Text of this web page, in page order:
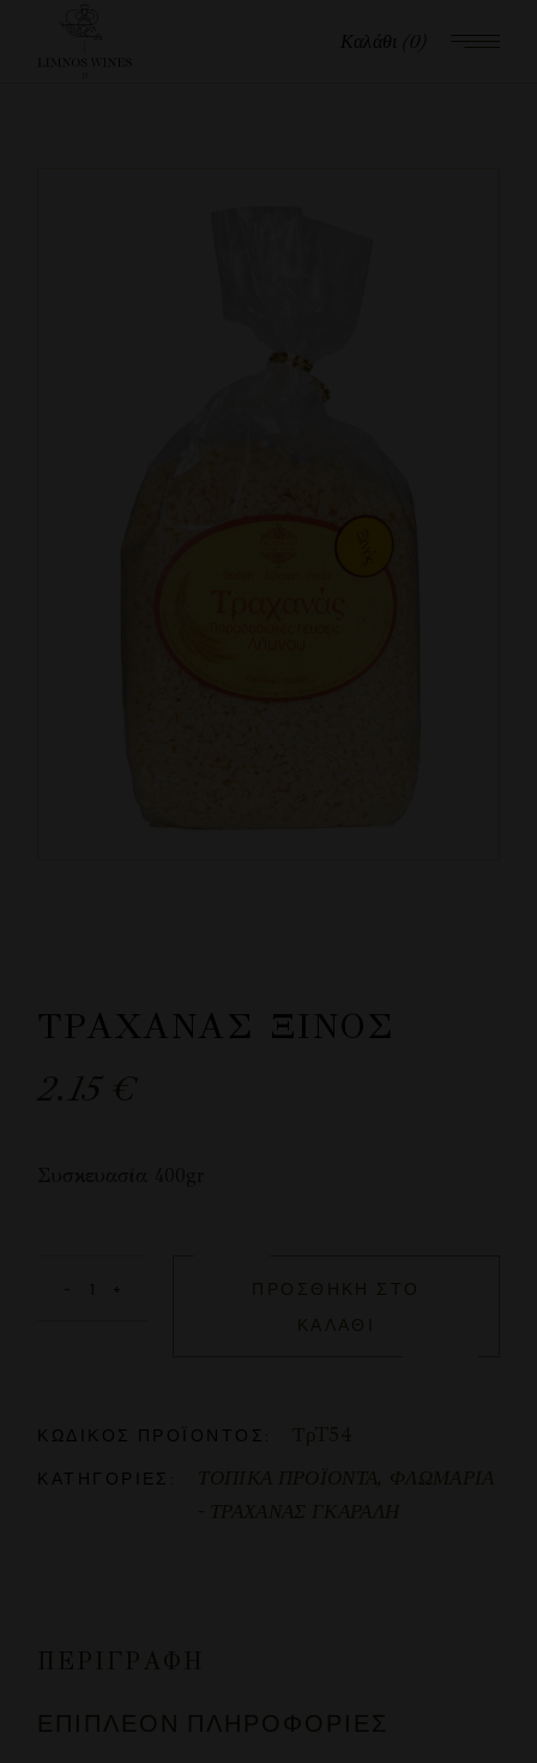
Καλάθι (0)
ΤΡΑΧΑΝΆΣ ΞΙΝΌΣ
2.15 €
ΠΡΟΣΘΉΚΗ ΣΤΟ
ΚΑΛΆΘΙ
ΚΩΔΙΚΌΣ ΠΡΟΪΌΝΤΟΣ: ΤρT54
ΚΑΤΗΓΟΡΊΕΣ: ΤΟΠΙΚΑ ΠΡΟΪΟΝΤΑ, ΦΛΩΜΑΡΙΑ
- ΤΡΑΧΑΝΑΣ ΓΚΑΡΑΛΗ
ΠΕΡΙΓΡΑΦΉ
ΕΠΙΠΛΈΟΝ ΠΛΗΡΟΦΟΡΊΕΣ